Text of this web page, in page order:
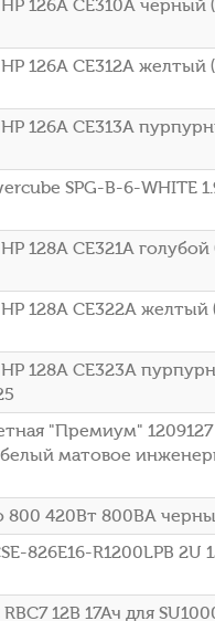
126A CE310A черный
126A CE312A желтый
126A CE313A
SPG-B-6-WHITE
128A CE321A голубой
128A CE322A желтый
128A CE323A
"Премиум" 1209127
матовое
800 420Вт 800ВА
826E16-R1200LPB 2U
12В 17Ач для